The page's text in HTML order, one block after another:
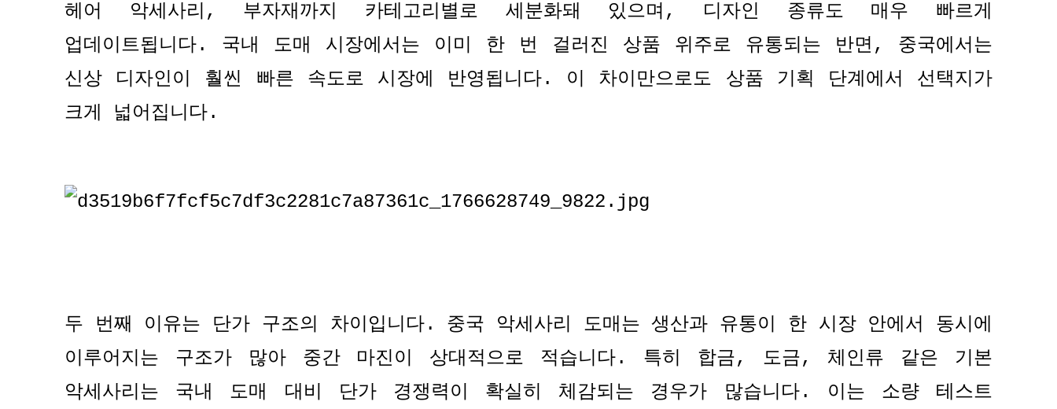
헤어 악세사리 , 부자재까지 카테고리별로 세분화돼 있으며 , 디자인 종류도 매우 빠르게
업데이트됩니다. 국내 도매 시장에서는 이미 한 번 걸러진 상품 위주로 유통되는 반면 , 중국에서는
신상 디자인이 훨씬 빠른 속도로 시장에 반영됩니다. 이 차이만으로도 상품 기획 단계에서 선택지가
크게 넓어집니다.
두 번째 이유는 단가 구조의 차이입니다. 중국 악세사리 도매는 생산과 유통이 한 시장 안에서 동시에
이루어지는 구조가 많아 중간 마진이 상대적으로 적습니다. 특히 합금, 도금,체인류 같은 기본
악세사리는 국내 도매 대비 단가 경쟁력이 확실히 체감되는 경우가 많습니다. 이는 소량 테스트